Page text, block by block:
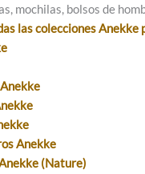
mochilas, bolsos de
las colecciones Anekke
Anekke
(Nature)